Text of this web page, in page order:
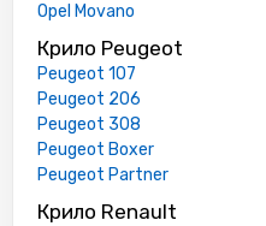
Opel Movano
Крило Peugeot
Peugeot 107
Peugeot 206
Peugeot 308
Peugeot Boxer
Peugeot Partner
Крило Renault